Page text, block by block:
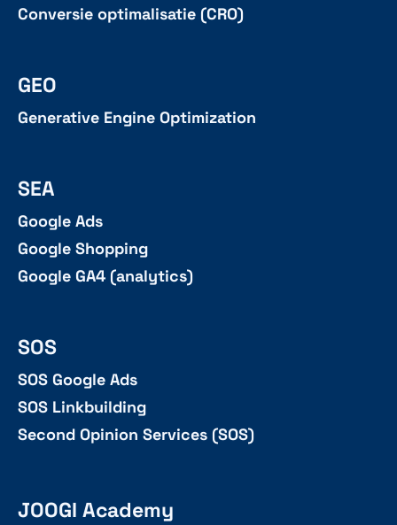
Conversie optimalisatie (CRO)
GEO
Generative Engine Optimization
SEA
Google Ads
Google Shopping
Google GA4 (analytics)
SOS
SOS Google Ads
SOS Linkbuilding
Second Opinion Services (SOS)
JOOGI Academy